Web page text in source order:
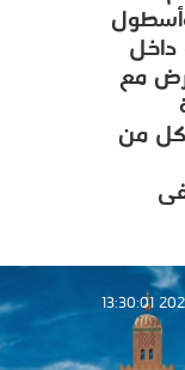
مع
من
2024-